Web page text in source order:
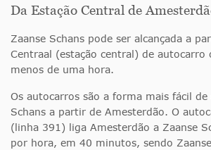
Da Estação Central de
Zaanse Schans pode ser alcançada a
Centraal (estação central) de autocarro
menos de uma hora.
Os autocarros são a forma mais fácil de
Schans a partir de Amesterdão. O
(linha 391) liga Amesterdão a Zaanse
por hora, em 40 minutos, sendo